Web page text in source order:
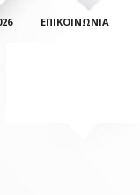
ΕΠΙΚΟΙΝΩΝΊΑ